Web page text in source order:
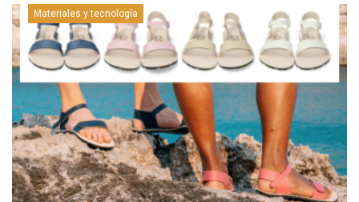
Materiales y tecnología